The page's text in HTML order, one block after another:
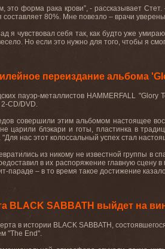
это форма рака крови”, - рассказывает
80%. Мне повезло – врачи
я чувствовал себя так, как будто уже
Но если это нужно для того, чтобы я
переиздание альбома
пауэр-металлистов HAMMERFALL "Glory
CD/DVD.
совершили этим альбомом настоящее
царили блэкари и готы, пластинка в
нас этот колоссальный успех стал
из никому не известной группы в
в их распоряжение главную сцену
параде – в то время такое достижение
BLACK SABBATH выйдет на
в истории BLACK SABBATH ,
"The End".